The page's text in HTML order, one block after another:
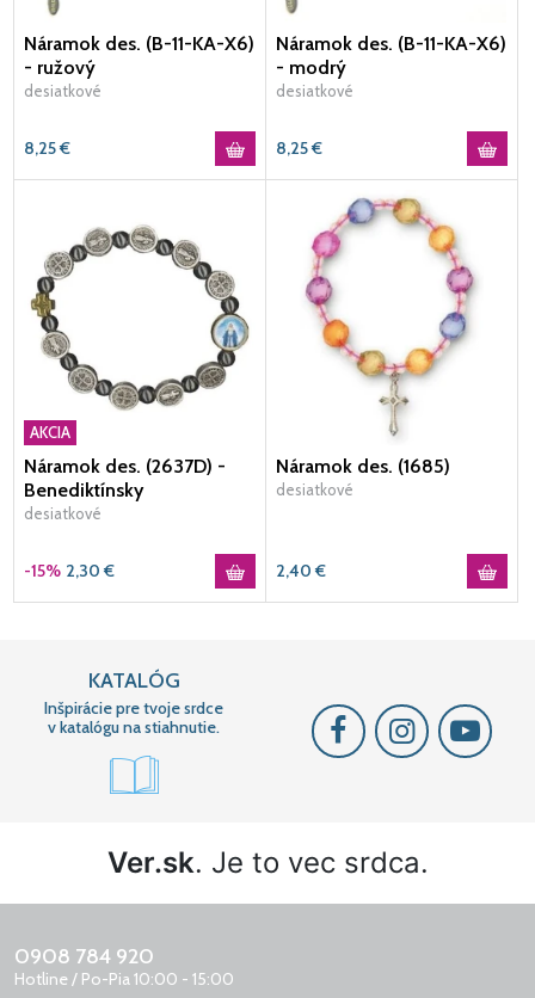
Náramok des. (B-11-KA-X6)
- ružový
desiatkové
8,25€
Náramok des. (B-11-KA-X6)
- modrý
desiatkové
8,25€
AKCIA
Náramok des. (2637D) -
Benediktínsky
desiatkové
-15% 2,30 €
Náramok des. (1685)
desiatkové
2,40 €
KATALÓG
Inšpirácie pre tvoje srdce
v katalógu na stiahnutie.
Ver.sk. Je to vec srdca.
0908 784 920
Hotline / Po-Pia 10:00 - 15:00